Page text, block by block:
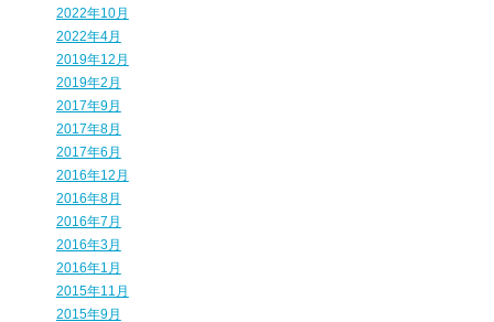
2022年10月
2022年4月
2019年12月
2019年2月
2017年9月
2017年8月
2017年6月
2016年12月
2016年8月
2016年7月
2016年3月
2016年1月
2015年11月
2015年9月